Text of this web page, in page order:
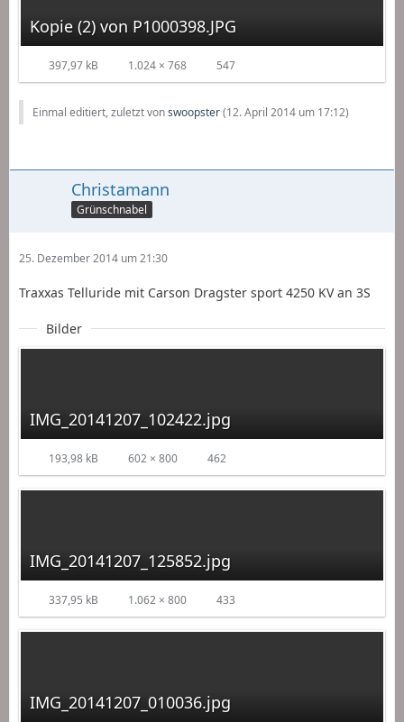
Kopie (2) von P1000398.JPG
397,97 kB 1.024 × 768 547
Einmal editiert, zuletzt vonswoopster(12. April 2014 um 17:12)
Christamann
Grünschnabel
25. Dezember 2014 um 21:30
Traxxas Telluride mit Carson Dragster sport 4250 KV an 3S
Bilder
IMG_20141207_102422.jpg
193,98 kB 602 × 800 462
IMG_20141207_125852.jpg
337,95 kB 1.062 × 800 433
IMG_20141207_010036.jpg